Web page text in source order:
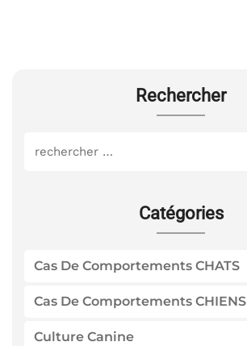
Rechercher
Catégories
Cas De Comportements CHATS
Cas De Comportements CHIENS
Culture Canine